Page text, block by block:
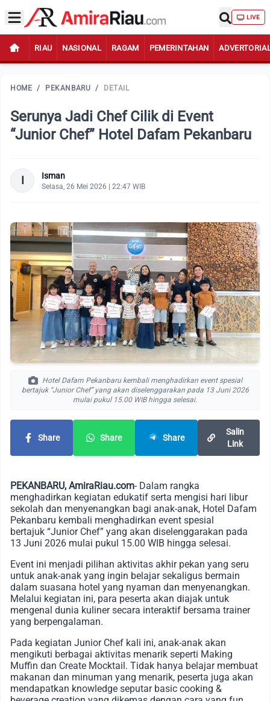
LIVE
RIAU NASIONAL RAGAM PEMERINTAHAN
HOME / PEKANBARU / DETAIL
Serunya Jadi Chef Cilik di Event
“Junior Chef” Hotel Dafam Pekanbaru
I Isman
Selasa, 26 Mei 2026 | 22:47 WIB
Hotel Dafam Pekanbaru kembali menghadirkan event spesial
bertajuk “Junior Chef” yang akan diselenggarakan pada 13 Juni 2026
mulai pukul 15.00 WIB hingga selesai.
Share Share Share
Salin
Link
PEKANBARU, AmiraRiau.com- Dalam rangka
menghadirkan kegiatan edukatif serta mengisi hari libur
sekolah dan menyenangkan bagi anak-anak, Hotel Dafam
Pekanbaru kembali menghadirkan event spesial
bertajuk “Junior Chef” yang akan diselenggarakan pada
13 Juni 2026 mulai pukul 15.00 WIB hingga selesai.
Event ini menjadi pilihan aktivitas akhir pekan yang seru
untuk anak-anak yang ingin belajar sekaligus bermain
dalam suasana hotel yang nyaman dan menyenangkan.
Melalui kegiatan ini, para peserta akan diajak untuk
mengenal dunia kuliner secara interaktif bersama trainer
yang berpengalaman.
Pada kegiatan Junior Chef kali ini, anak-anak akan
mengikuti berbagai aktivitas menarik seperti Making
Muffin dan Create Mocktail. Tidak hanya belajar membuat
makanan dan minuman yang menarik, peserta juga akan
mendapatkan knowledge seputar basic cooking &